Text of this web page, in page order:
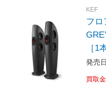
KEF
フロア
［1
発売
買取金